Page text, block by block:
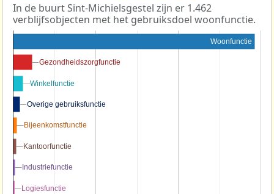
In de buurt Sint-Michielsgestel zijn er 1.462
verblijfsobjecten met het gebruiksdoel woonfunctie.
Woonfunctie
Gezondheidszorgfunctie
Gezondheidszorgfunctie
Winkelfunctie
Winkelfunctie
Overige gebruiksfunctie
Overige gebruiksfunctie
Bijeenkomstfunctie
Bijeenkomstfunctie
Kantoorfunctie
Kantoorfunctie
Industriefunctie
Industriefunctie
Logiesfunctie
Logiesfunctie